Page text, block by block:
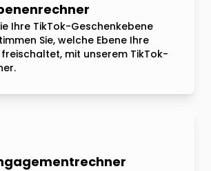
Ihre TikTok-Geschenkebene
Sie, welche Ebene Ihre
freischaltet, mit unserem TikTok-